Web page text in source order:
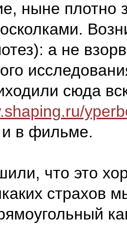
ныне плотно
а не
сюда
и в фильме.
что это
страхов